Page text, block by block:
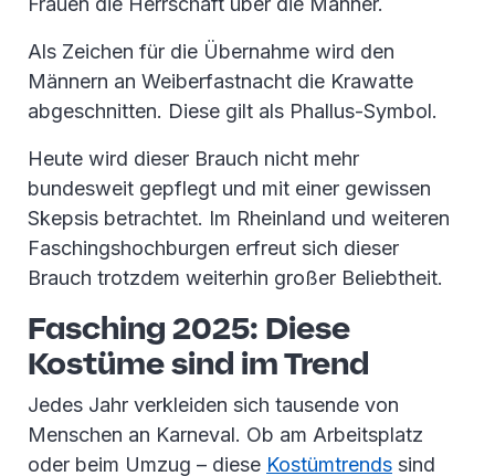
Als Zeichen für die Übernahme wird den
Männern an Weiberfastnacht die Krawatte
abgeschnitten. Diese gilt als Phallus-Symbol.
Heute wird dieser Brauch nicht mehr
bundesweit gepflegt und mit einer gewissen
Skepsis betrachtet. Im Rheinland und weiteren
Faschingshochburgen erfreut sich dieser
Brauch trotzdem weiterhin großer Beliebtheit.
Fasching 2025: Diese
Kostüme sind im Trend
Jedes Jahr verkleiden sich tausende von
Menschen an Karneval. Ob am Arbeitsplatz
oder beim Umzug – diese Kostümtrends sind